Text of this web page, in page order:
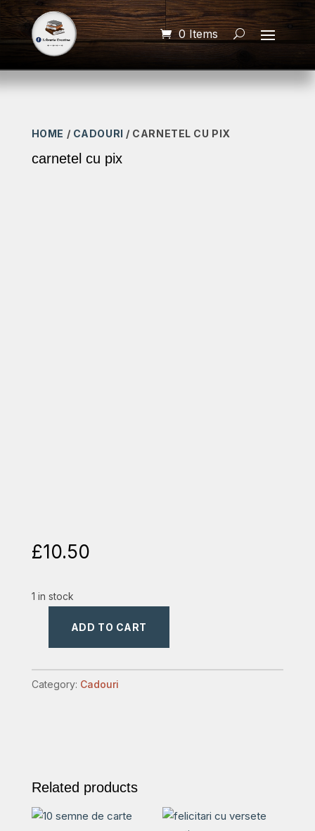
0 Items
HOME / CADOURI / CARNETEL CU PIX
carnetel cu pix
£10.50
1 in stock
pix
quantity
ADD TO CART
Category: Cadouri
Related products